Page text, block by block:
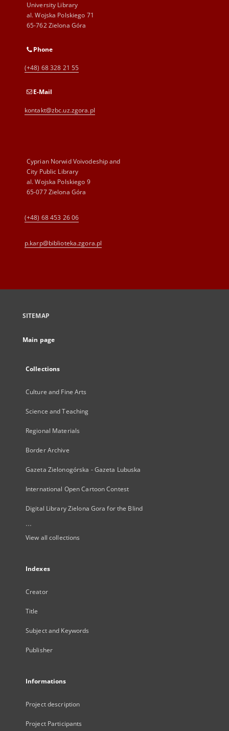
University Library
al. Wojska Polskiego 71
65-762 Zielona Góra
Phone
(+48) 68 328 21 55
E-Mail
kontakt@zbc.uz.zgora.pl
Cyprian Norwid Voivodeship and
City Public Library
al. Wojska Polskiego 9
65-077 Zielona Góra
(+48) 68 453 26 06
p.karp@biblioteka.zgora.pl
SITEMAP
Main page
Collections
Culture and Fine Arts
Science and Teaching
Regional Materials
Border Archive
Gazeta Zielonogórska - Gazeta Lubuska
International Open Cartoon Contest
Digital Library Zielona Gora for the Blind
...
View all collections
Indexes
Creator
Title
Subject and Keywords
Publisher
Informations
Project description
Project Participants